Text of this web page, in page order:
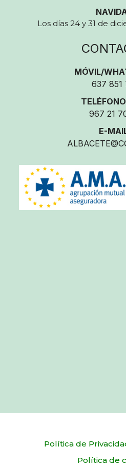
Los días 24 y 31 de
MÓVIL/
637 851
967 21
E-
Política de
Política de